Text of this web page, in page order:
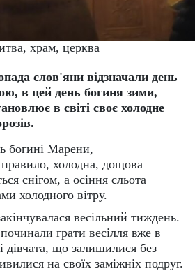
храм, церква
слов'яни відзначали день
в цей день богиня зими,
в світі своє холодне
богині Марени,
холодна, дощова
снігом, а осіння сльота
холодного вітру.
весільний тиждень.
грати весілля вже в
дівчата, що залишилися без
на своїх заміжніх подруг.